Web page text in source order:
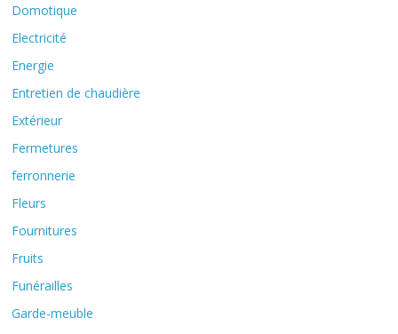
Domotique
Electricité
Energie
Entretien de chaudière
Extérieur
Fermetures
ferronnerie
Fleurs
Fournitures
Fruits
Funérailles
Garde-meuble